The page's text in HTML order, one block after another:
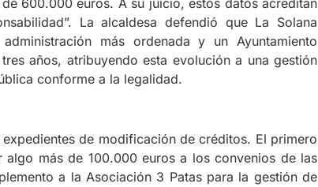
La alcaldesa defendió que La Solana
más ordenada y un Ayuntamiento
años, atribuyendo esta evolución a una gestión
conforme a la legalidad.
de modificación de créditos. El primero
más de 100.000 euros a los convenios de las
a la Asociación 3 Patas para la gestión de